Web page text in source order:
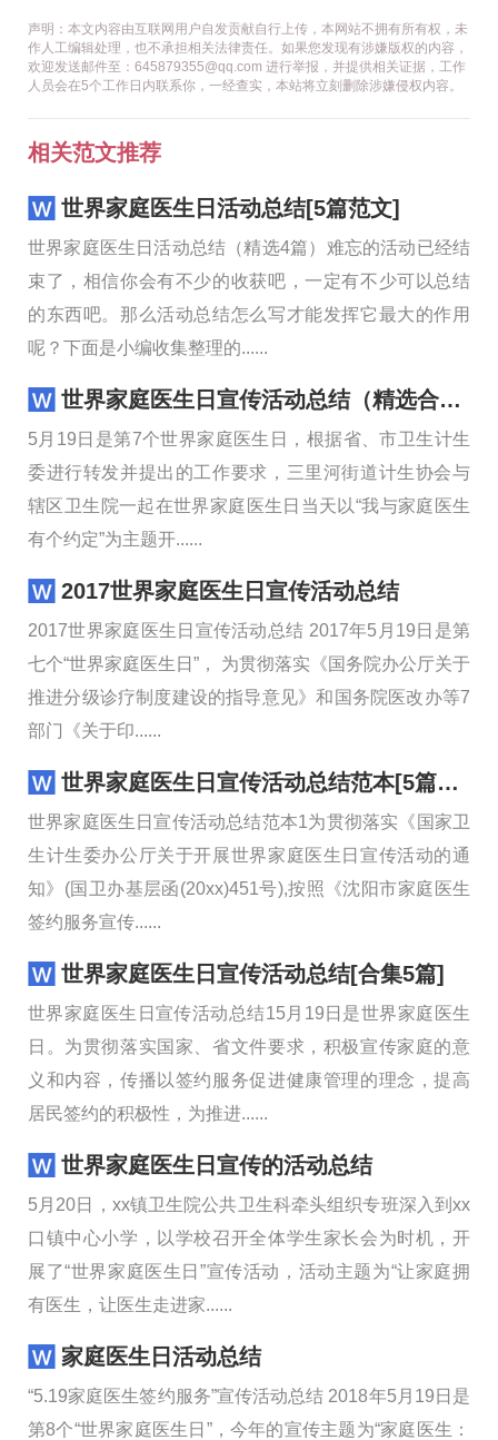
声明：本文内容由互联网用户自发贡献自行上传，本网站不拥有所有权，未
作人工编辑处理，也不承担相关法律责任。如果您发现有涉嫌版权的内容，
欢迎发送邮件至：645879355@qq.com 进行举报，并提供相关证据，工作
人员会在5个工作日内联系你，一经查实，本站将立刻删除涉嫌侵权内容。
相关范文推荐
世界家庭医生日活动总结[5篇范文]
世界家庭医生日活动总结（精选4篇）难忘的活动已经结
束了，相信你会有不少的收获吧，一定有不少可以总结
的东西吧。那么活动总结怎么写才能发挥它最大的作用
呢？下面是小编收集整理的......
世界家庭医生日宣传活动总结（精选合集）
5月19日是第7个世界家庭医生日，根据省、市卫生计生
委进行转发并提出的工作要求，三里河街道计生协会与
辖区卫生院一起在世界家庭医生日当天以“我与家庭医生
有个约定”为主题开......
2017世界家庭医生日宣传活动总结
2017世界家庭医生日宣传活动总结 2017年5月19日是第
七个“世界家庭医生日”， 为贯彻落实《国务院办公厅关于
推进分级诊疗制度建设的指导意见》和国务院医改办等7
部门《关于印......
世界家庭医生日宣传活动总结范本[5篇范文]
世界家庭医生日宣传活动总结范本1为贯彻落实《国家卫
生计生委办公厅关于开展世界家庭医生日宣传活动的通
知》(国卫办基层函(20xx)451号),按照《沈阳市家庭医生
签约服务宣传......
世界家庭医生日宣传活动总结[合集5篇]
世界家庭医生日宣传活动总结15月19日是世界家庭医生
日。为贯彻落实国家、省文件要求，积极宣传家庭的意
义和内容，传播以签约服务促进健康管理的理念，提高
居民签约的积极性，为推进......
世界家庭医生日宣传的活动总结
5月20日，xx镇卫生院公共卫生科牵头组织专班深入到xx
口镇中心小学，以学校召开全体学生家长会为时机，开
展了“世界家庭医生日”宣传活动，活动主题为“让家庭拥
有医生，让医生走进家......
家庭医生日活动总结
“5.19家庭医生签约服务”宣传活动总结 2018年5月19日是
第8个“世界家庭医生日”，今年的宣传主题为“家庭医生：